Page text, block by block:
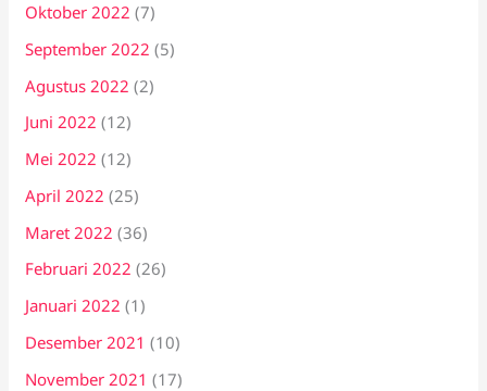
Oktober 2022 (7)
September 2022 (5)
Agustus 2022 (2)
Juni 2022 (12)
Mei 2022 (12)
April 2022 (25)
Maret 2022 (36)
Februari 2022 (26)
Januari 2022 (1)
Desember 2021 (10)
November 2021 (17)